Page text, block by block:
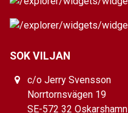
SOK VILJAN
c/o Jerry Svensson
Norrtornsvägen 19
SE-572 32 Oskarshamn